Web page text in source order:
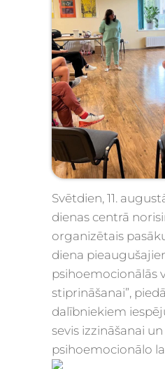
Svētdien, 11.
dienas centrā
organizētais
diena
psihoemocionālās
stiprināšanai”,
dalībniekiem
sevis izzināšanai
psihoemocionālo